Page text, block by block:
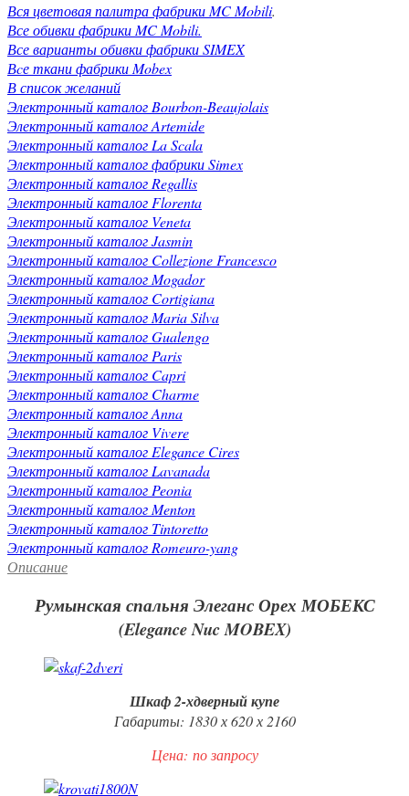
Вся цветовая палитра фабрики MC Mobili.
Все обивки фабрики MC Mobili.
Все варианты обивки фабрики SIMEX
Вcе ткани фабрики Mobex
В список желаний
Электронный каталог Bourbon-Beaujolais
Электронный каталог Artemide
Электронный каталог La Scala
Электронный каталог фабрики Simex
Электронный каталог Regallis
Электронный каталог Florenta
Электронный каталог Veneta
Электронный каталог Jasmin
Электронный каталог Collezione Francesco
Электронный каталог Mogador
Электронный каталог Cortigiana
Электронный каталог Maria Silva
Электронный каталог Gualengo
Электронный каталог Paris
Электронный каталог Capri
Электронный каталог Charme
Электронный каталог Anna
Электронный каталог Vivere
Электронный каталог Elegance Cires
Электронный каталог Lavanada
Электронный каталог Peonia
Электронный каталог Menton
Электронный каталог Tintoretto
Электронный каталог Romeuro-yang
Описание
Румынская спальня Элеганс Орех МОБЕКС
(Elegance Nuc MOBEX)
Шкаф 2-хдверный купе
Габариты: 1830 х 620 х 2160
Цена: по запросу